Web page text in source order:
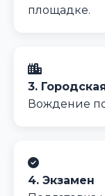
площадке.
3.
Вождение
4. Экзамен